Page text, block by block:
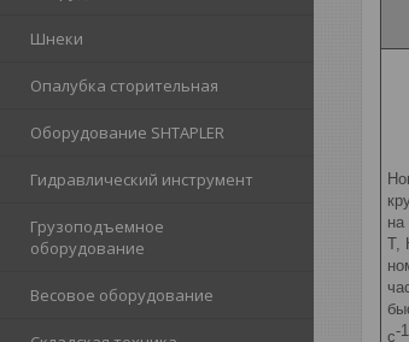
Шнеки
Опалубка сторительная
Оборудование SHTAPLER
Гидравлический инструмент
Грузоподъемное
оборудование
Весовое оборудование
на
Т,
с-1